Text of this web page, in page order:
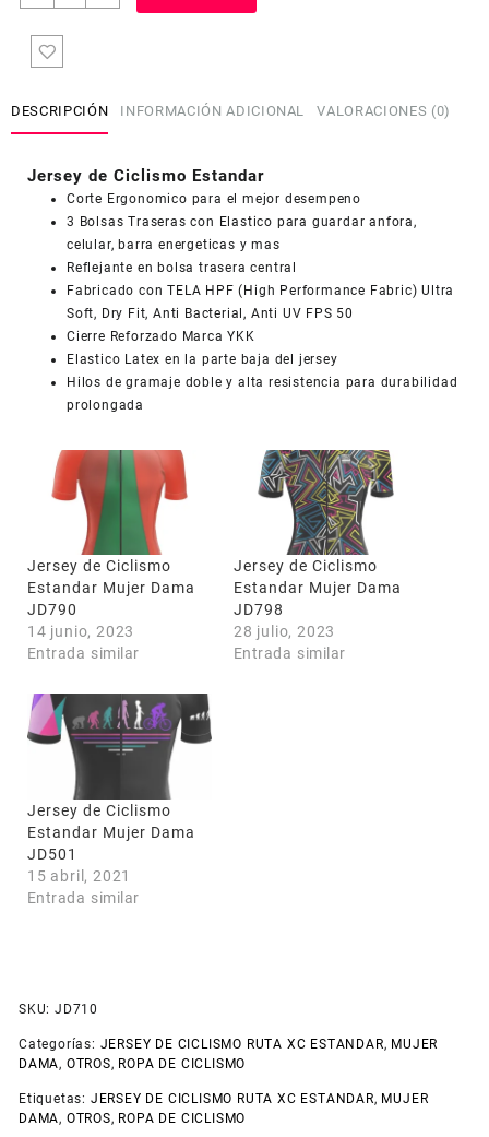
de
Estandar
DESCRIPCIÓN INFORMACIÓN ADICIONAL VALORACIONES (0)
Jersey de Ciclismo Estandar
Corte Ergonomico para el mejor desempeno
3 Bolsas Traseras con Elastico para guardar anfora,
celular, barra energeticas y mas
Reflejante en bolsa trasera central
Fabricado con TELA HPF (High Performance Fabric) Ultra
Soft, Dry Fit, Anti Bacterial, Anti UV FPS 50
Cierre Reforzado Marca YKK
Elastico Latex en la parte baja del jersey
Hilos de gramaje doble y alta resistencia para durabilidad
prolongada
Jersey de Ciclismo
Estandar Mujer Dama
JD790
14 junio, 2023
Entrada similar
Jersey de Ciclismo
Estandar Mujer Dama
JD798
28 julio, 2023
Entrada similar
Jersey de Ciclismo
Estandar Mujer Dama
JD501
15 abril, 2021
Entrada similar
SKU: JD710
Categorías: JERSEY DE CICLISMO RUTA XC ESTANDAR, MUJER
DAMA, OTROS, ROPA DE CICLISMO
Etiquetas: JERSEY DE CICLISMO RUTA XC ESTANDAR, MUJER
DAMA, OTROS, ROPA DE CICLISMO
COUPONX1314554568 COPIAR CÓDIGO